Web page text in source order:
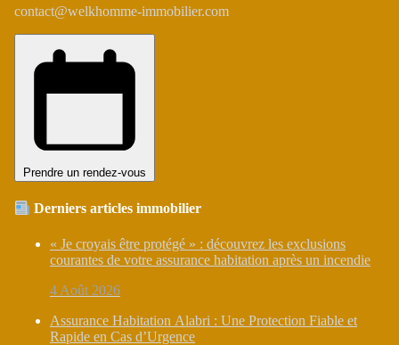
contact@welkhomme-immobilier.com
Prendre un rendez-vous
Derniers articles immobilier
« Je croyais être protégé » : découvrez les exclusions
courantes de votre assurance habitation après un incendie
4 Août 2026
Assurance Habitation Alabri : Une Protection Fiable et
Rapide en Cas d’Urgence